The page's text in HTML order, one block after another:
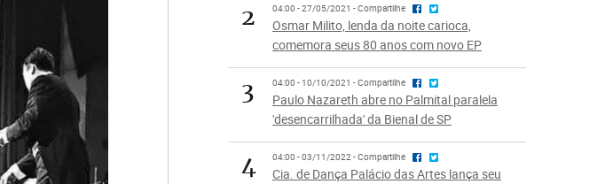
2 04:00 - 27/05/2021 - Compartilhe
Osmar Milito, lenda da noite carioca,
comemora seus 80 anos com novo EP
3 04:00 - 10/10/2021 - Compartilhe
Paulo Nazareth abre no Palmital paralela
'desencarrilhada' da Bienal de SP
4 04:00 - 03/11/2022 - Compartilhe
Cia. de Dança Palácio das Artes lança seu